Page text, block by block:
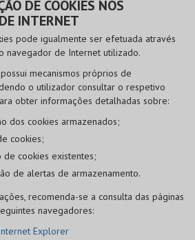
DE COOKIES NOS
INTERNET
pode igualmente ser efetuada através
navegador de Internet utilizado.
mecanismos próprios de
o utilizador consultar o respetivo
obter informações detalhadas sobre:
dos cookies armazenados;
cookies;
de cookies existentes;
de alertas de armazenamento.
recomenda-se a consulta das páginas
navegadores:
Explorer